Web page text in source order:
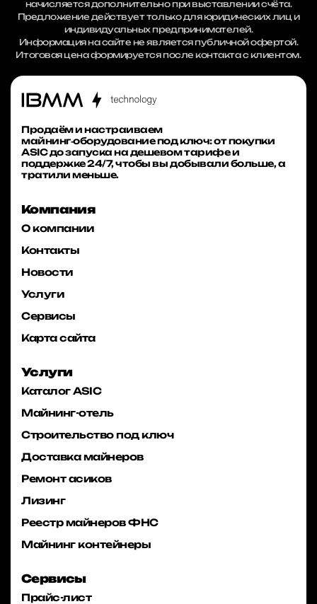
начисляется дополнительно при выставлении счёта.
Предложение действует только для юридических лиц и
индивидуальных предпринимателей.
Информация на сайте не является публичной офертой.
Итоговая цена формируется после контакта с клиентом.
Продаём и настраиваем
майнинг‑оборудование под ключ: от покупки
ASIC до запуска на дешевом тарифе и
поддержке 24/7, чтобы вы добывали больше, а
тратили меньше.
Компания
О компании
Контакты
Новости
Услуги
Сервисы
Карта сайта
Услуги
Каталог ASIC
Майнинг-отель
Строительство под ключ
Доставка майнеров
Ремонт асиков
Лизинг
Реестр майнеров ФНС
Майнинг контейнеры
Сервисы
Прайс-лист